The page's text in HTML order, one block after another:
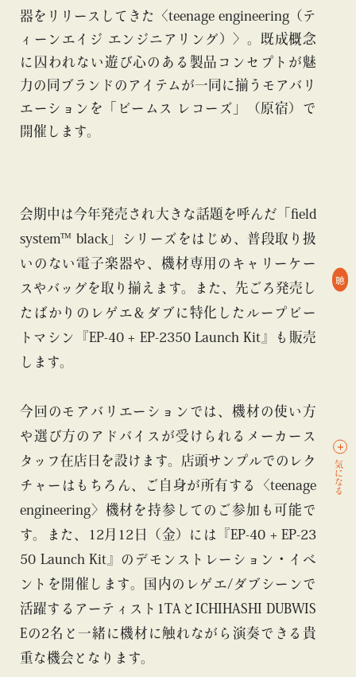
器をリリースしてきた〈teenage engineering（テ
ィーンエイジ エンジニアリング）〉。既成概念
に囚われない遊び心のある製品コンセプトが魅
力の同ブランドのアイテムが一同に揃うモアバリ
エーションを「ビームス レコーズ」（原宿）で
開催します。
会期中は今年発売され大きな話題を呼んだ「field
system™ black」シリーズをはじめ、普段取り扱
いのない電子楽器や、機材専用のキャリーケー
スやバッグを取り揃えます。また、先ごろ発売し
たばかりのレゲエ＆ダブに特化したループビー
トマシン『EP-40 + EP-2350 Launch Kit』も販売
します。
今回のモアバリエーションでは、機材の使い方
や選び方のアドバイスが受けられるメーカース
タッフ在店日を設けます。店頭サンプルでのレク
チャーはもちろん、ご自身が所有する〈teenage
engineering〉機材を持参してのご参加も可能で
す。また、12月12日（金）には『EP-40 + EP-23
50 Launch Kit』のデモンストレーション・イベ
ントを開催します。国内のレゲエ/ダブシーンで
活躍するアーティスト1TAとICHIHASHI DUBWIS
Eの2名と一緒に機材に触れながら演奏できる貴
重な機会となります。
聴
気になる